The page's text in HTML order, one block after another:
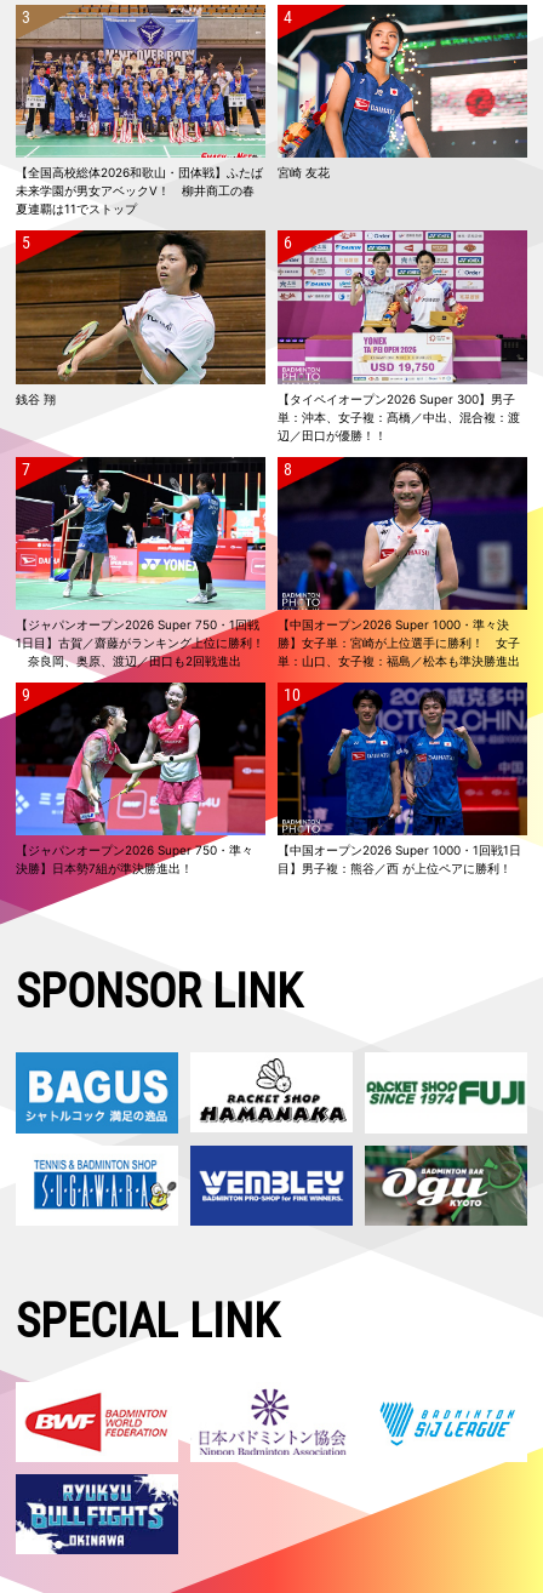
覇！
【全国高校総体2026和歌山・団体戦】ふたば
未来学園が男女アベックV！ 柳井商工の春
夏連覇は11でストップ
宮崎 友花
銭谷 翔
【タイペイオープン2026 Super 300】男子
単：沖本、女子複：髙橋／中出、混合複：渡
辺／田口が優勝！！
【ジャパンオープン2026 Super 750・1回戦
1日目】古賀／齋藤がランキング上位に勝利！
奈良岡、奥原、渡辺／田口も2回戦進出
【中国オープン2026 Super 1000・準々決
勝】女子単：宮崎が上位選手に勝利！ 女子
単：山口、女子複：福島／松本も準決勝進出
【ジャパンオープン2026 Super 750・準々
決勝】日本勢7組が準決勝進出！
【中国オープン2026 Super 1000・1回戦1日
目】男子複：熊谷／西 が上位ペアに勝利！
SPONSOR LINK
SPECIAL LINK